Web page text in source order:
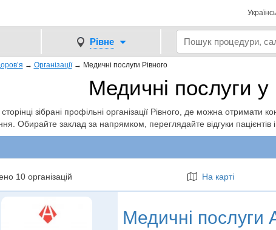
Рівне
→ Організації → Медичні послуги Рівного
Медичні послуги у
зібрані профільні організації Рівного, де можна отримати
Обирайте заклад за напрямком, переглядайте відгуки
10 організацій На карті
Медичні послуги